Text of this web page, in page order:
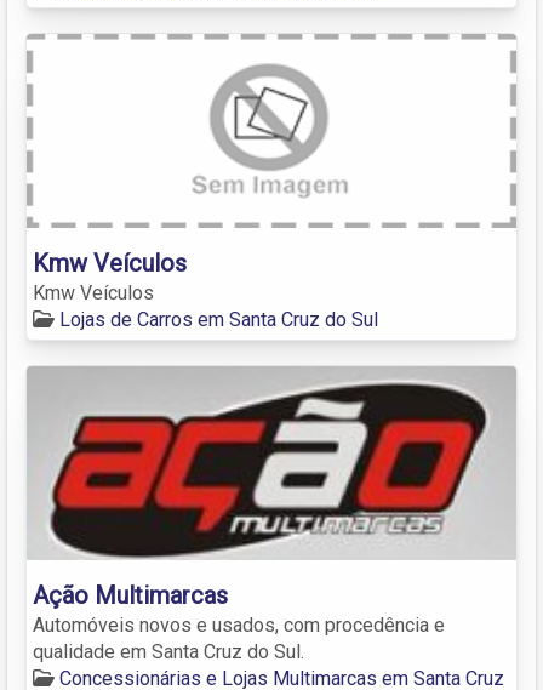
Kmw Veículos
Kmw Veículos
Lojas de Carros em Santa Cruz do Sul
Ação Multimarcas
Automóveis novos e usados, com procedência e
qualidade em Santa Cruz do Sul.
Concessionárias e Lojas Multimarcas em Santa Cruz